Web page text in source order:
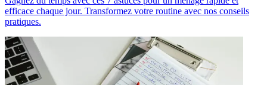
efficace chaque jour. Transformez votre routine avec nos conseils
pratiques.